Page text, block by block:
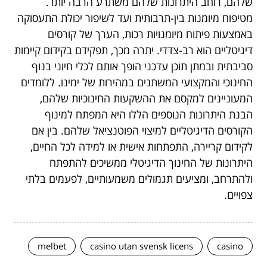
מטיפוח מיומנות בין-תרבותית ועד לשיפור יכולת התעסוקה
באמצעות פיתוח מיומנויות רכות, הערך של קורסים
דיגיטליים הוא רב-צדדי. יתרה מכך, תפקידם בקידום קיימות
סביבתית ובמתן תוכן עדכני הופך אותם לכלי חיוני בנוף
החינוכי והמקצועי המשתנים במהירות של ימינו. ללומדים
המעוניינים למקסם את ההשקעות החינוכיות שלהם,
הבנת היתרונות הנוספים הללו היא המפתח למינוף
הקורסים הדיגיטליים למיצוי הפוטנציאל שלהם. בין אם
לקידום קריירה, התפתחות אישית או למידה לכל החיים,
היתרונות של החינוך הדיגיטלי ממשיכים להתפתח
ולהתרחב, ומציעים תגמולים משמעותיים, לפעמים בלתי
צפויים.
casino
casino utan svensk licens
melbet